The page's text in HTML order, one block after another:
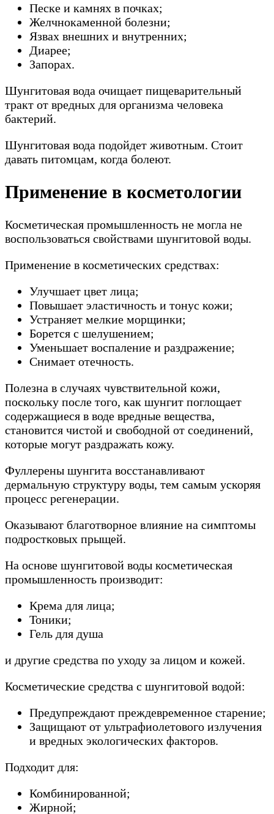
Песке и камнях в почках;
Желчнокаменной болезни;
Язвах внешних и внутренних;
Диарее;
Запорах.
Шунгитовая вода очищает пищеварительный
тракт от вредных для организма человека
бактерий.
Шунгитовая вода подойдет животным. Стоит
давать питомцам, когда болеют.
Применение в косметологии
Косметическая промышленность не могла не
воспользоваться свойствами шунгитовой воды.
Применение в косметических средствах:
Улучшает цвет лица;
Повышает эластичность и тонус кожи;
Устраняет мелкие морщинки;
Борется с шелушением;
Уменьшает воспаление и раздражение;
Снимает отечность.
Полезна в случаях чувствительной кожи,
поскольку после того, как шунгит поглощает
содержащиеся в воде вредные вещества,
становится чистой и свободной от соединений,
которые могут раздражать кожу.
Фуллерены шунгита восстанавливают
дермальную структуру воды, тем самым ускоряя
процесс регенерации.
Оказывают благотворное влияние на симптомы
подростковых прыщей.
На основе шунгитовой воды косметическая
промышленность производит:
Крема для лица;
Тоники;
Гель для душа
и другие средства по уходу за лицом и кожей.
Косметические средства с шунгитовой водой:
Предупреждают преждевременное старение;
Защищают от ультрафиолетового излучения
и вредных экологических факторов.
Подходит для:
Комбинированной;
Жирной;